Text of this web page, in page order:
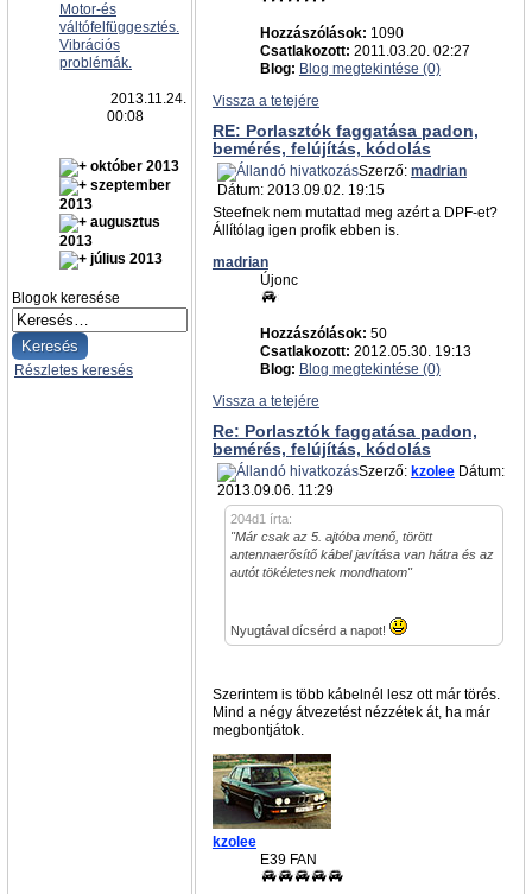
Motor-és
váltófelfüggesztés.
Vibrációs
problémák.
2013.11.24.
00:08
október 2013
szeptember
2013
augusztus
2013
július 2013
Blogok keresése
Részletes keresés
Hozzászólások: 1090
Csatlakozott: 2011.03.20. 02:27
Blog: Blog megtekintése (0)
Vissza a tetejére
RE: Porlasztók faggatása padon,
bemérés, felújítás, kódolás
Szerző: madrian
Dátum: 2013.09.02. 19:15
Steefnek nem mutattad meg azért a DPF-et?
Állítólag igen profik ebben is.
madrian
Újonc
Hozzászólások: 50
Csatlakozott: 2012.05.30. 19:13
Blog: Blog megtekintése (0)
Vissza a tetejére
Re: Porlasztók faggatása padon,
bemérés, felújítás, kódolás
Szerző: kzoleeDátum:
2013.09.06. 11:29
204d1 írta:
"Már csak az 5. ajtóba menő, törött
antennaerősítő kábel javítása van hátra és az
autót tökéletesnek mondhatom"
Nyugtával dícsérd a napot!
Szerintem is több kábelnél lesz ott már törés.
Mind a négy átvezetést nézzétek át, ha már
megbontjátok.
kzolee
E39 FAN